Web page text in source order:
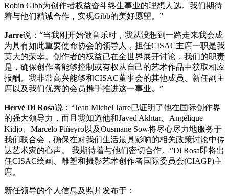
Robin Gibb为创作者权益奋斗终生事业的理想人选。我们期待
着与他们精诚合作，实现Gibb的美好愿望。”
Jarre说：“当我刚开始做音乐时，我从没想到一路走来我会成
为具有如此重要使命协会的领导人，担任CISAC主席一职是我
莫大的荣幸。创作者的权益已在全世界展开讨论，我们的职责
是，确保创作者能够控制或有权从自己的艺术作品中获取相应
报酬。我非常高兴能够和CISAC董事会的其他成员、新任副主
席以及我们优秀的会员携手推进这一事业。”
Hervé Di Rosa说：“Jean Michel Jarre已证明了他在国际创作界
的强大领导力，而且我知道他和Javed Akhtar、Angélique
Kidjo、Marcelo Piñeyro以及Ousmane Sow将尽心尽力地服务于
我们联合会，确保在对我们生活最具影响的相关政策讨论中传
达艺术家的心声。 我期待着与他们密切合作。”Di Rosa即将出
任CISAC绘画、雕塑和摄影艺术创作者国际委员会(CIAGP)主
席。
新任领导的个人信息及照片发布于：